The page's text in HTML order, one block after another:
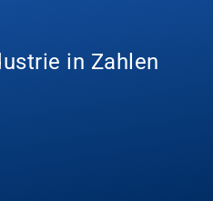
in Zahlen